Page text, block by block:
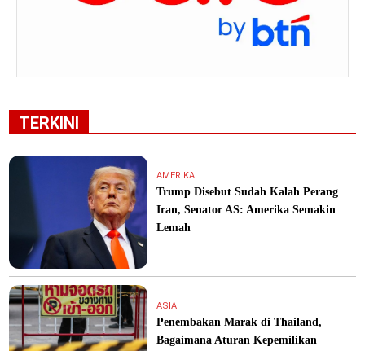
TERKINI
AMERIKA
Trump Disebut Sudah Kalah Perang
Iran, Senator AS: Amerika Semakin
Lemah
ASIA
Penembakan Marak di Thailand,
Bagaimana Aturan Kepemilikan